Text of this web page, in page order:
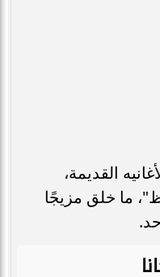
القديمة،
ما خلق مزيجًا